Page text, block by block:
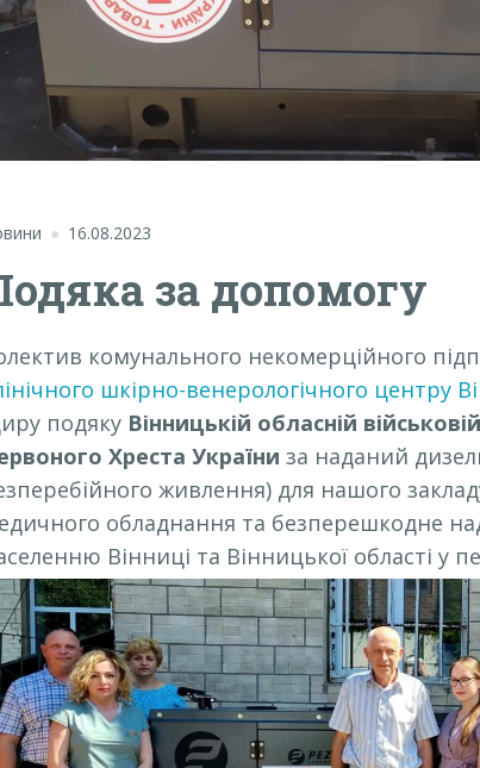
16.08.2023
за допомогу
комунального некомерційного
шкірно-венерологічного центру
подяку Вінницькій обласній
Хреста України за наданий
живлення) для нашого
обладнання та безперешкодне
Вінниці та Вінницької області у